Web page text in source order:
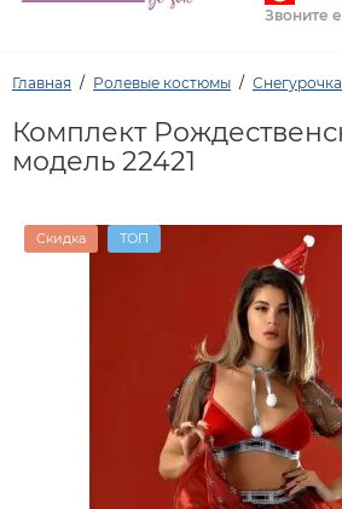
Звоните
Главная Ролевые костюмы Снегурочка
Комплект
модель 22421
Скидка ТОП